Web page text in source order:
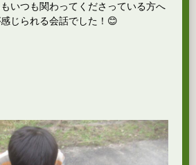
いつも関わってくださっている方へ
じられる会話でした！😊